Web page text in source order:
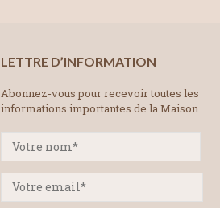
LETTRE D’INFORMATION
Abonnez-vous pour recevoir toutes les
informations importantes de la Maison.